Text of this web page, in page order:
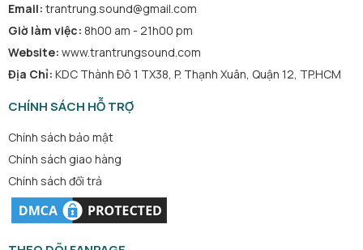
Email: trantrung.sound@gmail.com
Giờ làm việc: 8h00 am - 21h00 pm
Website: www.trantrungsound.com
Địa Chỉ: KDC Thành Đô 1 TX38, P. Thạnh Xuân, Quận 12, TP.HCM
CHÍNH SÁCH HỖ TRỢ
Chính sách bảo mật
Chính sách giao hàng
Chính sách đổi trả